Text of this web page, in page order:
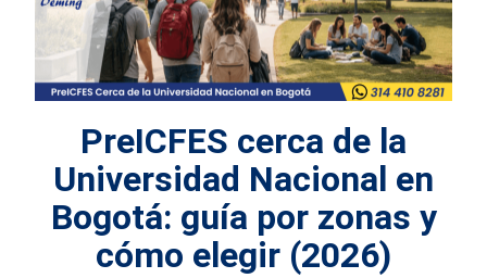
PreICFES cerca de la
Universidad Nacional en
Bogotá: guía por zonas y
cómo elegir (2026)